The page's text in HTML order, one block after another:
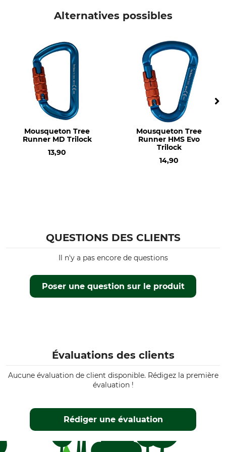
Alternatives possibles
Mousqueton Tree
Runner MD Trilock
13,90
Mousqueton Tree
Runner HMS Evo
Trilock
14,90
QUESTIONS DES CLIENTS
Poser une question sur le produit
Il n'y a pas encore de questions
Évaluations des clients
Aucune évaluation de client disponible. Rédigez la première
évaluation !
Rédiger une évaluation